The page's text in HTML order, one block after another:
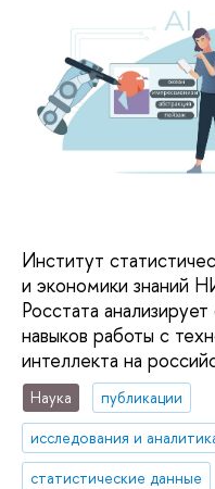
Институт
и экономики знаний
Росстата
навыков работы с
интеллекта на
Наука
публикации
исследования и
статистические данные